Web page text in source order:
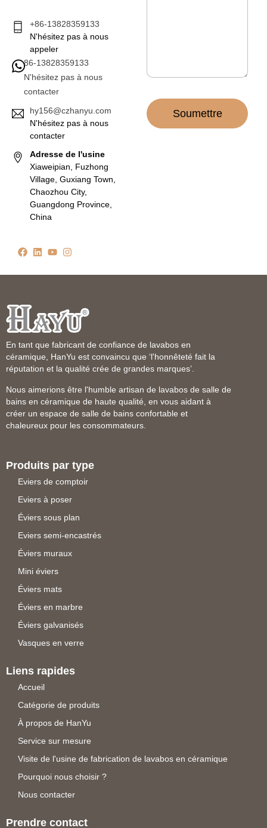
+86-13828359133
N'hésitez pas à nous
appeler
86-13828359133
N'hésitez pas à nous
contacter
hy156@czhanyu.com
N'hésitez pas à nous
contacter
Adresse de l'usine
Xiaweipian, Fuzhong
Village, Guxiang Town,
Chaozhou City,
Guangdong Province,
China
Soumettre
En tant que fabricant de confiance de lavabos en
céramique, HanYu est convaincu que ‘l'honnêteté fait la
réputation et la qualité crée de grandes marques’.
Nous aimerions être l'humble artisan de lavabos de salle de
bains en céramique de haute qualité, en vous aidant à
créer un espace de salle de bains confortable et
chaleureux pour les consommateurs.
Produits par type
Eviers de comptoir
Eviers à poser
Éviers sous plan
Eviers semi-encastrés
Éviers muraux
Mini éviers
Éviers mats
Éviers en marbre
Éviers galvanisés
Vasques en verre
Liens rapides
Accueil
Catégorie de produits
À propos de HanYu
Service sur mesure
Visite de l'usine de fabrication de lavabos en céramique
Pourquoi nous choisir ?
Nous contacter
Prendre contact